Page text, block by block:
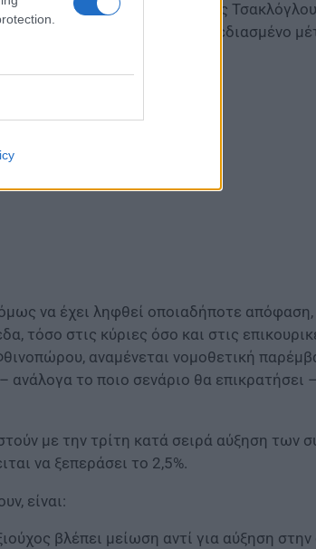
υφυπουργός Εργασίας Πάνος
πρόκειται για ένα κακοσχεδιασμένο
να έχει ληφθεί οποιαδήποτε απόφαση,
τόσο στις κύριες όσο και στις
αναμένεται νομοθετική
το ποιο σενάριο θα επικρατήσει
με την τρίτη κατά σειρά αύξηση των
να ξεπεράσει το 2,5%.
είναι:
βλέπει μείωση αντί για αύξηση στην